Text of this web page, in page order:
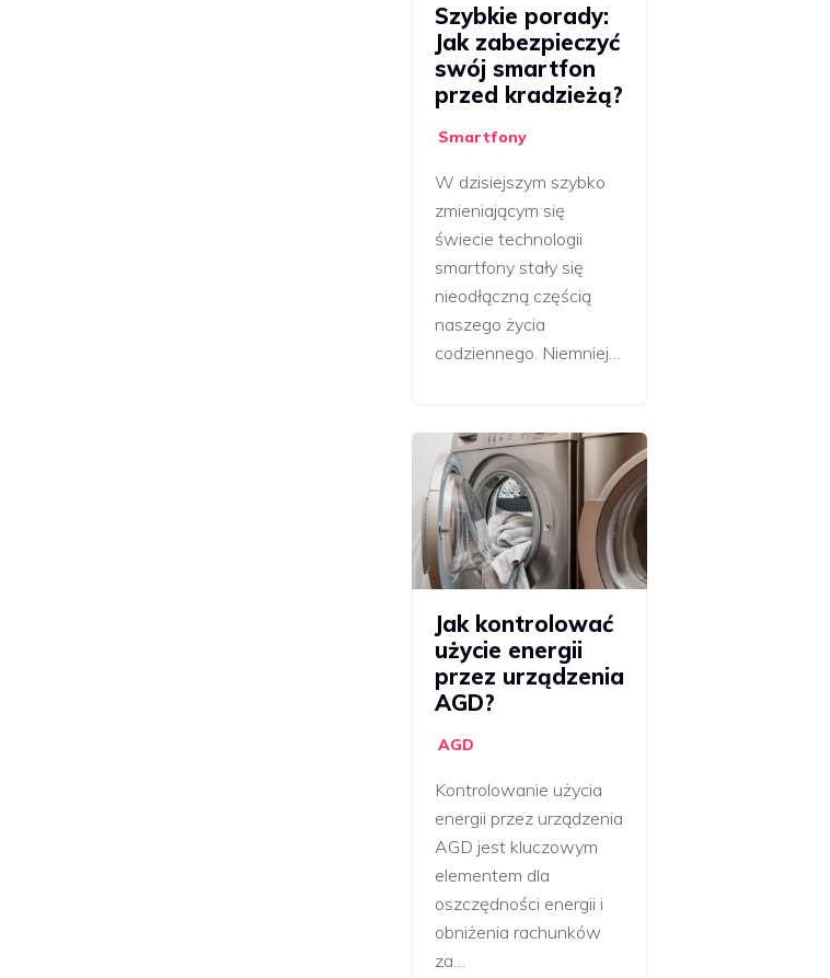
Szybkie porady:
Jak zabezpieczyć
swój smartfon
przed kradzieżą?
Smartfony
W dzisiejszym szybko
zmieniającym się
świecie technologii
smartfony stały się
nieodłączną częścią
naszego życia
codziennego. Niemniej…
Jak kontrolować
użycie energii
przez urządzenia
AGD?
AGD
Kontrolowanie użycia
energii przez urządzenia
AGD jest kluczowym
elementem dla
oszczędności energii i
obniżenia rachunków
za…